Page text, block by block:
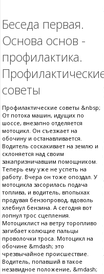
Беседа первая.
Основа основ -
профилактика.
советы
Профилактические советы &nbsp;
От потока машин, идущих по
шоссе, внезапно отделяется
мотоцикл. Он съезжает на
обочину и останавливается.
Водитель соскакивает на землю и
склоняется над своим
закапризничавшим помощником.
Теперь ему уже не успеть на
работу. Вчера он тоже опоздал. У
мотоцикла засорилась подача
топлива, и водитель, впопыхах
продувая бензопровод, вдоволь
хлебнул бензина. А сегодня вот
лопнул трос сцепления.
Мотоциклист на ветру торопливо
загибает колющие пальцы
проволочки троса. Мотоцикл на
обочине &mdash; это
чрезвычайное происшествие.
Водитель, попавший в такое
незавидное положение, &mdash;